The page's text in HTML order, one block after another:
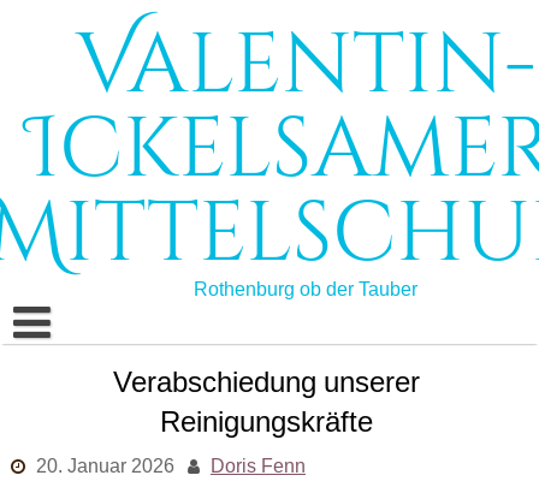
Valentin-
Rothenburg ob der Tauber
Schulprofil
Schulleben
Verabschiedung unserer
Reinigungskräfte
20. Januar 2026
Doris Fenn